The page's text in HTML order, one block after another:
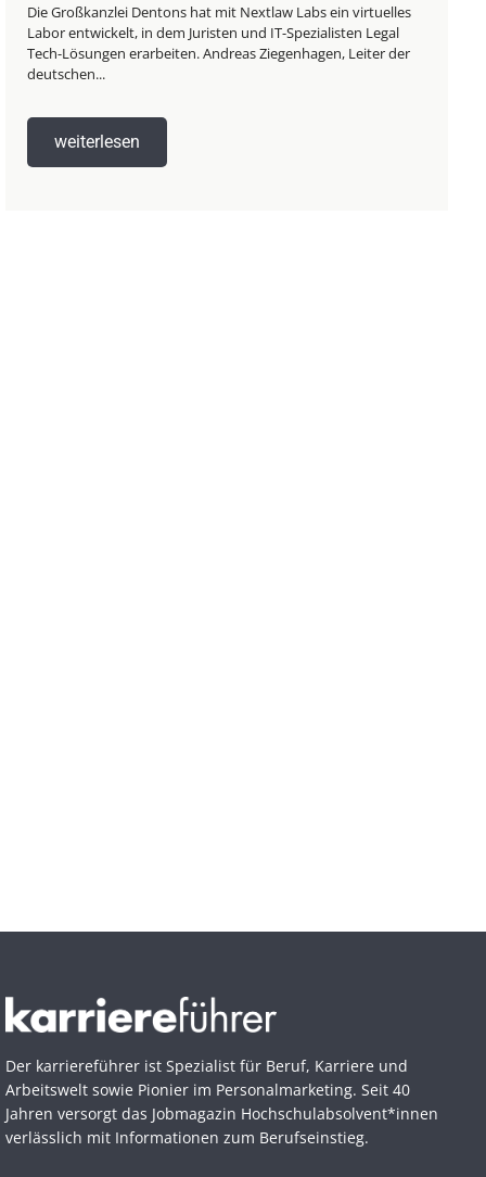
Die Großkanzlei Dentons hat mit Nextlaw Labs ein virtuelles
Labor entwickelt, in dem Juristen und IT-Spezialisten Legal
Tech-Lösungen erarbeiten. Andreas Ziegenhagen, Leiter der
deutschen...
weiterlesen
Der karriereführer ist Spezialist für Beruf, Karriere und
Arbeitswelt sowie Pionier im Personal­marketing. Seit 40
Jahren versorgt das Jobmagazin Hochschul­absolvent*innen
verlässlich mit Informationen zum Berufseinstieg.